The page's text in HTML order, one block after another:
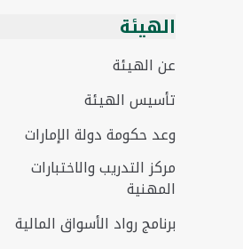
الهيئة
عن الهيئة
تأسيس الهيئة
وعد حكومة دولة الإمارات
مركز التدريب والاختبارات
المهنية
برنامج رواد الأسواق المالية